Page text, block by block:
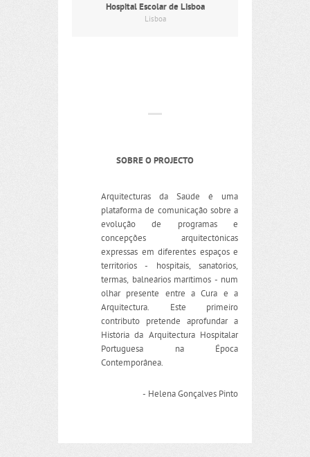
Hospital Escolar de Lisboa
Lisboa
SOBRE O PROJECTO
Arquitecturas da Saúde é uma
plataforma de comunicação sobre a
evolução de programas e
concepções arquitectónicas
expressas em diferentes espaços e
territórios - hospitais, sanatórios,
termas, balneários marítimos - num
olhar presente entre a Cura e a
Arquitectura. Este primeiro
contributo pretende aprofundar a
História da Arquitectura Hospitalar
Portuguesa na Época
Contemporânea.
- Helena Gonçalves Pinto